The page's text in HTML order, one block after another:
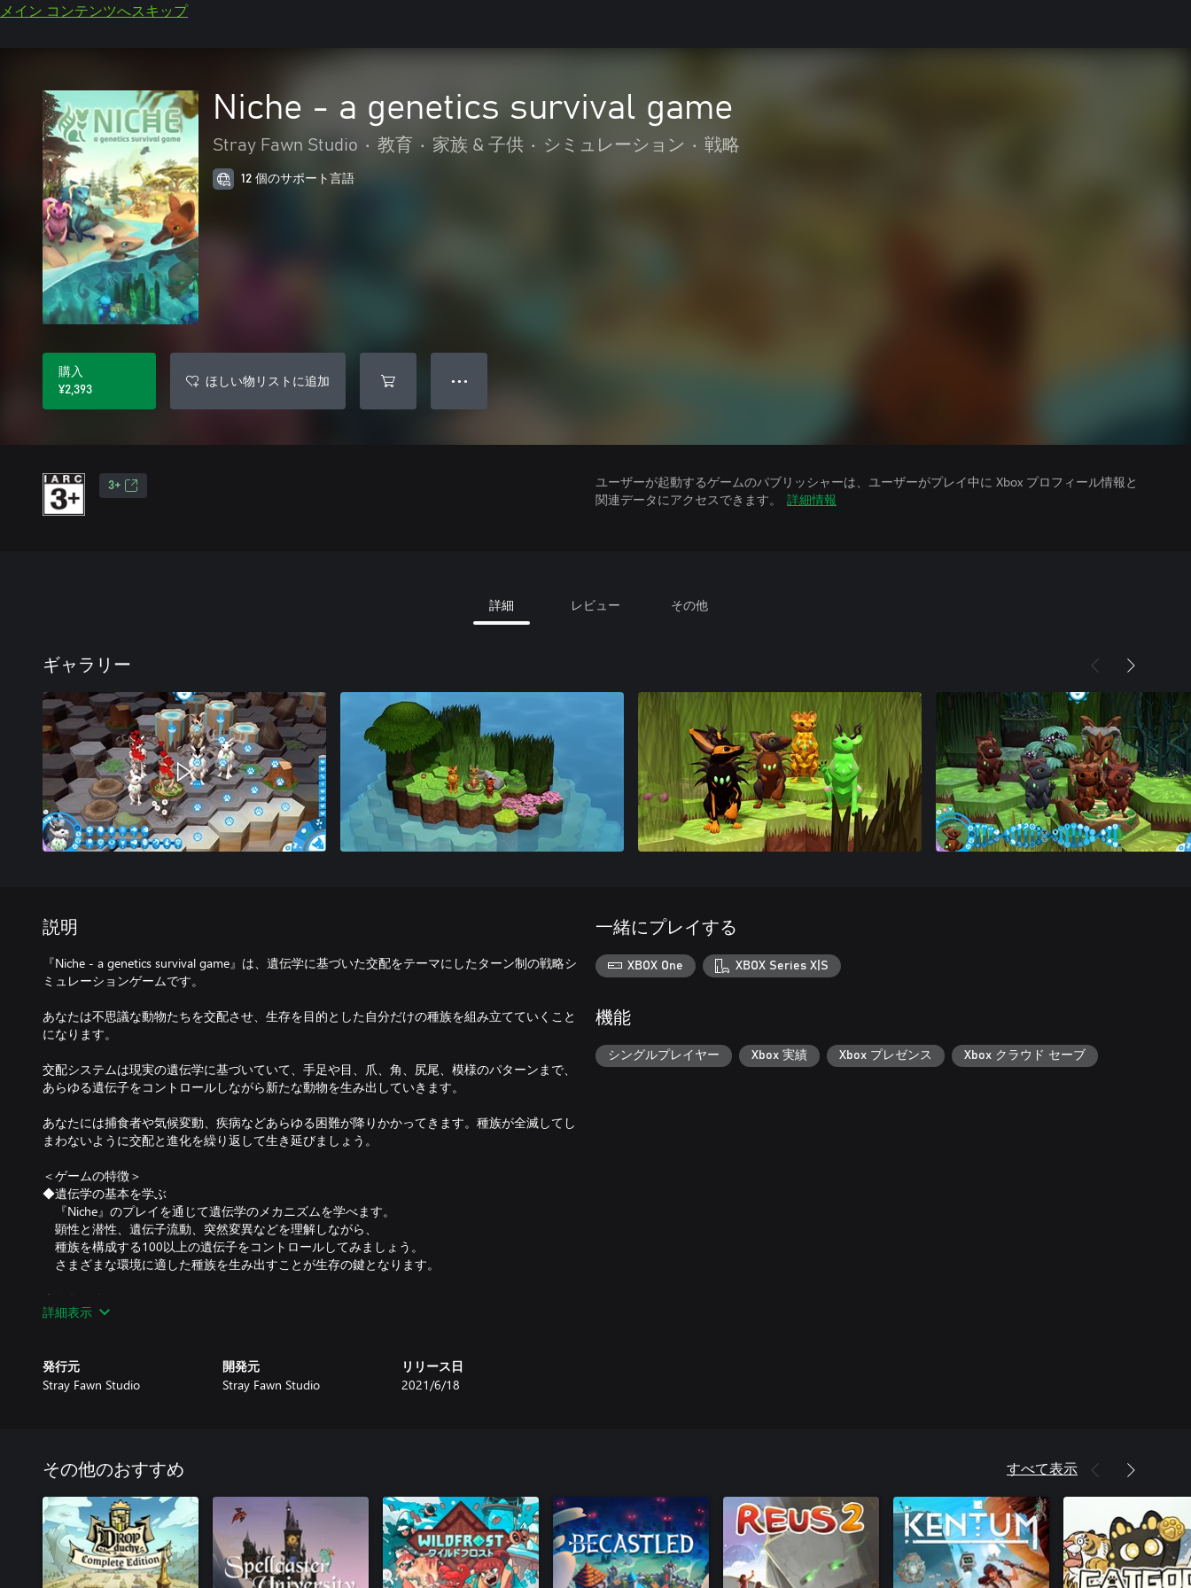
メイン コンテンツへスキップ
Niche - a genetics survival game
Stray Fawn Studio • 教育 • 家族 & 子供 • シミュレーション • 戦略
12 個のサポート言語
購入
¥2,393
ほしい物リストに追加 ● ● ●
3+
ユーザーが起動するゲームのパブリッシャーは、ユーザーがプレイ中に Xbox プロフィール情報と
関連データにアクセスできます。
詳細情報
詳細 レビュー その他
ギャラリー
説明
『Niche - a genetics survival game』は、遺伝学に基づいた交配をテーマにしたターン制の戦略シ
ミュレーションゲームです。
あなたは不思議な動物たちを交配させ、生存を目的とした自分だけの種族を組み立てていくこと
になります。
交配システムは現実の遺伝学に基づいていて、手足や目、爪、角、尻尾、模様のパターンまで、
あらゆる遺伝子をコントロールしながら新たな動物を生み出していきます。
あなたには捕食者や気候変動、疾病などあらゆる困難が降りかかってきます。種族が全滅してし
まわないように交配と進化を繰り返して生き延びましょう。
＜ゲームの特徴＞
◆遺伝学の基本を学ぶ
『Niche』のプレイを通じて遺伝学のメカニズムを学べます。
顕性と潜性、遺伝子流動、突然変異などを理解しながら、
種族を構成する100以上の遺伝子をコントロールしてみましょう。
さまざまな環境に適した種族を生み出すことが生存の鍵となります。
◆進化を体験する2つのゲームモード
「ストーリー」では1匹の生物 Adamから始まる
サバンナ、熱帯雨林、沼地、雪山、死の丘…
各島で待ち構えているあらゆる試練を乗り越えましょう！
詳細表示
発行元
Stray Fawn Studio
開発元
Stray Fawn Studio
リリース日
2021/6/18
一緒にプレイする
XBOX One XBOX Series X|S
機能
シングルプレイヤー Xbox 実績 Xbox プレゼンス Xbox クラウド セーブ
その他のおすすめ すべて表示